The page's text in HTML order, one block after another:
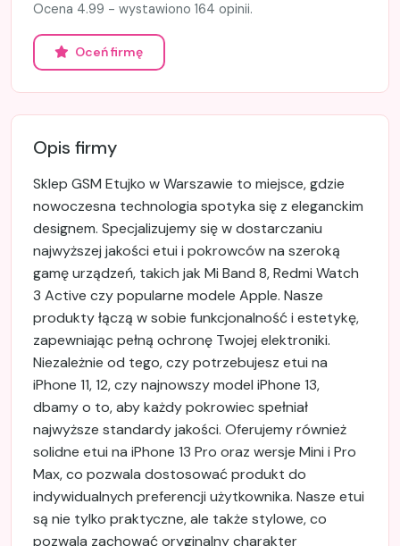
Ocena 4.99 - wystawiono 164 opinii.
Oceń firmę
Opis firmy
Sklep GSM Etujko w Warszawie to miejsce, gdzie
nowoczesna technologia spotyka się z eleganckim
designem. Specjalizujemy się w dostarczaniu
najwyższej jakości etui i pokrowców na szeroką
gamę urządzeń, takich jak Mi Band 8, Redmi Watch
3 Active czy popularne modele Apple. Nasze
produkty łączą w sobie funkcjonalność i estetykę,
zapewniając pełną ochronę Twojej elektroniki.
Niezależnie od tego, czy potrzebujesz etui na
iPhone 11, 12, czy najnowszy model iPhone 13,
dbamy o to, aby każdy pokrowiec spełniał
najwyższe standardy jakości. Oferujemy również
solidne etui na iPhone 13 Pro oraz wersje Mini i Pro
Max, co pozwala dostosować produkt do
indywidualnych preferencji użytkownika. Nasze etui
są nie tylko praktyczne, ale także stylowe, co
pozwala zachować oryginalny charakter